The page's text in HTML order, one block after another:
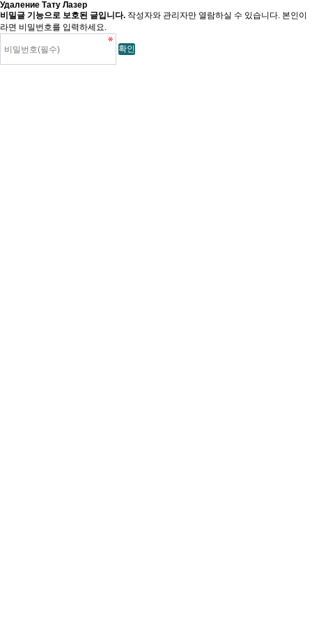
Удаление Тату Лазер
비밀글 기능으로 보호된 글입니다. 작성자와 관리자만 열람하실 수 있습니다. 본인이
라면 비밀번호를 입력하세요.